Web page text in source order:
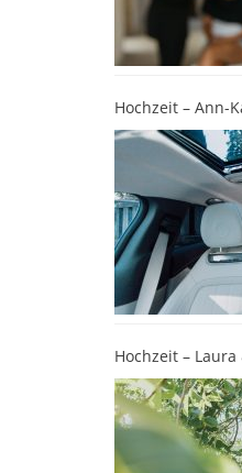
Hochzeit – Ann-
Hochzeit – Laura